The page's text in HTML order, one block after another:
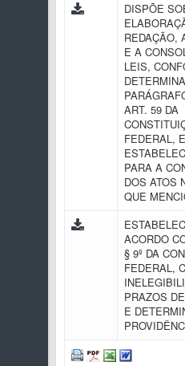
DISPÕE
REDAÇÃO,
E A
LEIS,
ART. 59 DA
FEDERAL, E
PARA A
DOS ATOS
QUE
ACORDO
§ 9º DA
FEDERAL,
PRAZOS
E